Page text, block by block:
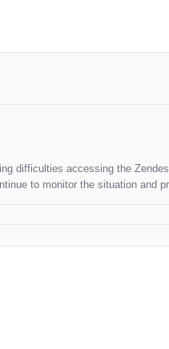
difficulties accessing the
to monitor the situation and